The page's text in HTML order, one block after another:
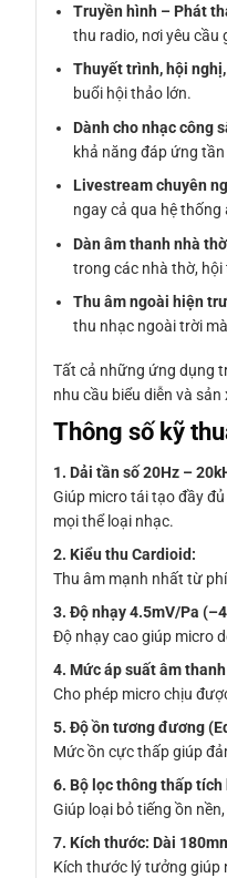
Truyền hình – Phát
thu radio, nơi yêu cầu
Thuyết trình, hội
buổi hội thảo lớn.
Dành cho nhạc công
khả năng đáp ứng
Livestream chuyên
ngay cả qua hệ thống
Dàn âm thanh nhà
trong các nhà thờ,
Thu âm ngoài hiện
thu nhạc ngoài trời
Tất cả những ứng dụng
nhu cầu biểu diễn và
Thông số kỹ
1. Dải tần số 20Hz –
Giúp micro tái tạo đầy
mọi thể loại nhạc.
2. Kiểu thu Cardioid:
Thu âm mạnh nhất từ
3. Độ nhạy 4.5mV/Pa
Độ nhạy cao giúp micro
4. Mức áp suất âm
Cho phép micro chịu
5. Độ ồn tương đương
Mức ồn cực thấp giúp
6. Bộ lọc thông thấp tích
Giúp loại bỏ tiếng ồn
7. Kích thước: Dài
Kích thước lý tưởng giúp